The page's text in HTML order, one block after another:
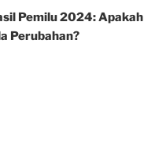
Pemilu 2024: Apakah
Perubahan?